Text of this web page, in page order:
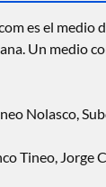
es el medio
Un medio
Nolasco,
Tineo, Jorge